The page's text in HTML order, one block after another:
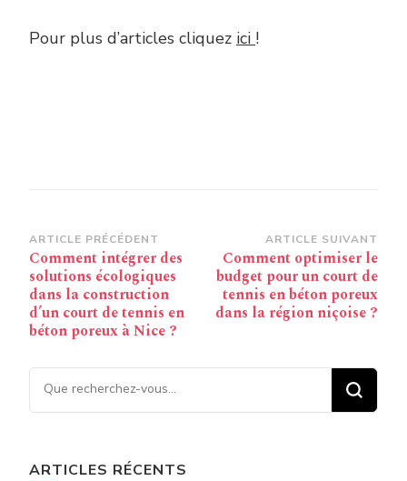
Pour plus d’articles cliquez ici !
Navigation
d’article
ARTICLE PRÉCÉDENT
Comment intégrer des
solutions écologiques
dans la construction
d’un court de tennis en
béton poreux à Nice ?
ARTICLE SUIVANT
Comment optimiser le
budget pour un court de
tennis en béton poreux
dans la région niçoise ?
Vous recherchiez quelque
chose ?
ARTICLES RÉCENTS